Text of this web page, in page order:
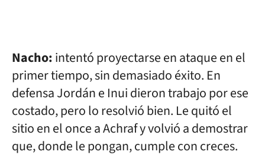
Nacho:intentó proyectarse en ataque en el
primer tiempo, sin demasiado éxito. En
defensa Jordán e Inui dieron trabajo por ese
costado, pero lo resolvió bien. Le quitó el
sitio en el once a Achraf y volvió a demostrar
que, donde le pongan, cumple con creces.